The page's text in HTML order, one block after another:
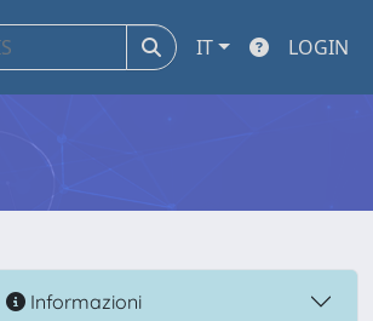
IT LOGIN
Informazioni